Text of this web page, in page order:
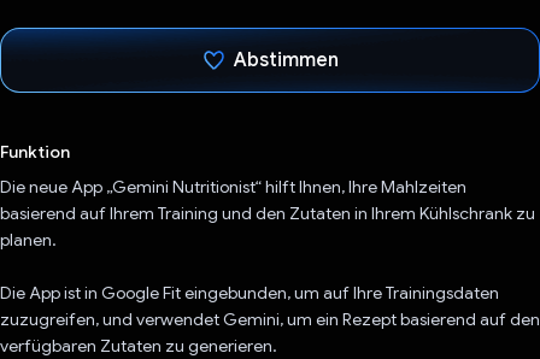
Abstimmen
Funktion
Die neue App „Gemini Nutritionist“ hilft Ihnen, Ihre Mahlzeiten
basierend auf Ihrem Training und den Zutaten in Ihrem Kühlschrank zu
planen.
Die App ist in Google Fit eingebunden, um auf Ihre Trainingsdaten
zuzugreifen, und verwendet Gemini, um ein Rezept basierend auf den
verfügbaren Zutaten zu generieren.